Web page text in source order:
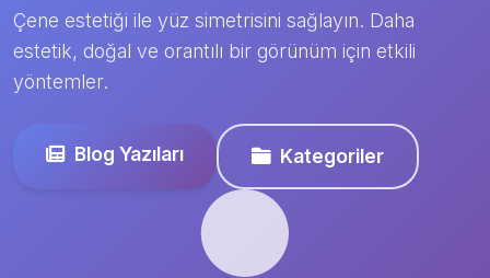
Çene estetiği ile yüz simetrisini sağlayın. Daha
estetik, doğal ve orantılı bir görünüm için etkili
yöntemler.
Blog Yazıları Kategoriler